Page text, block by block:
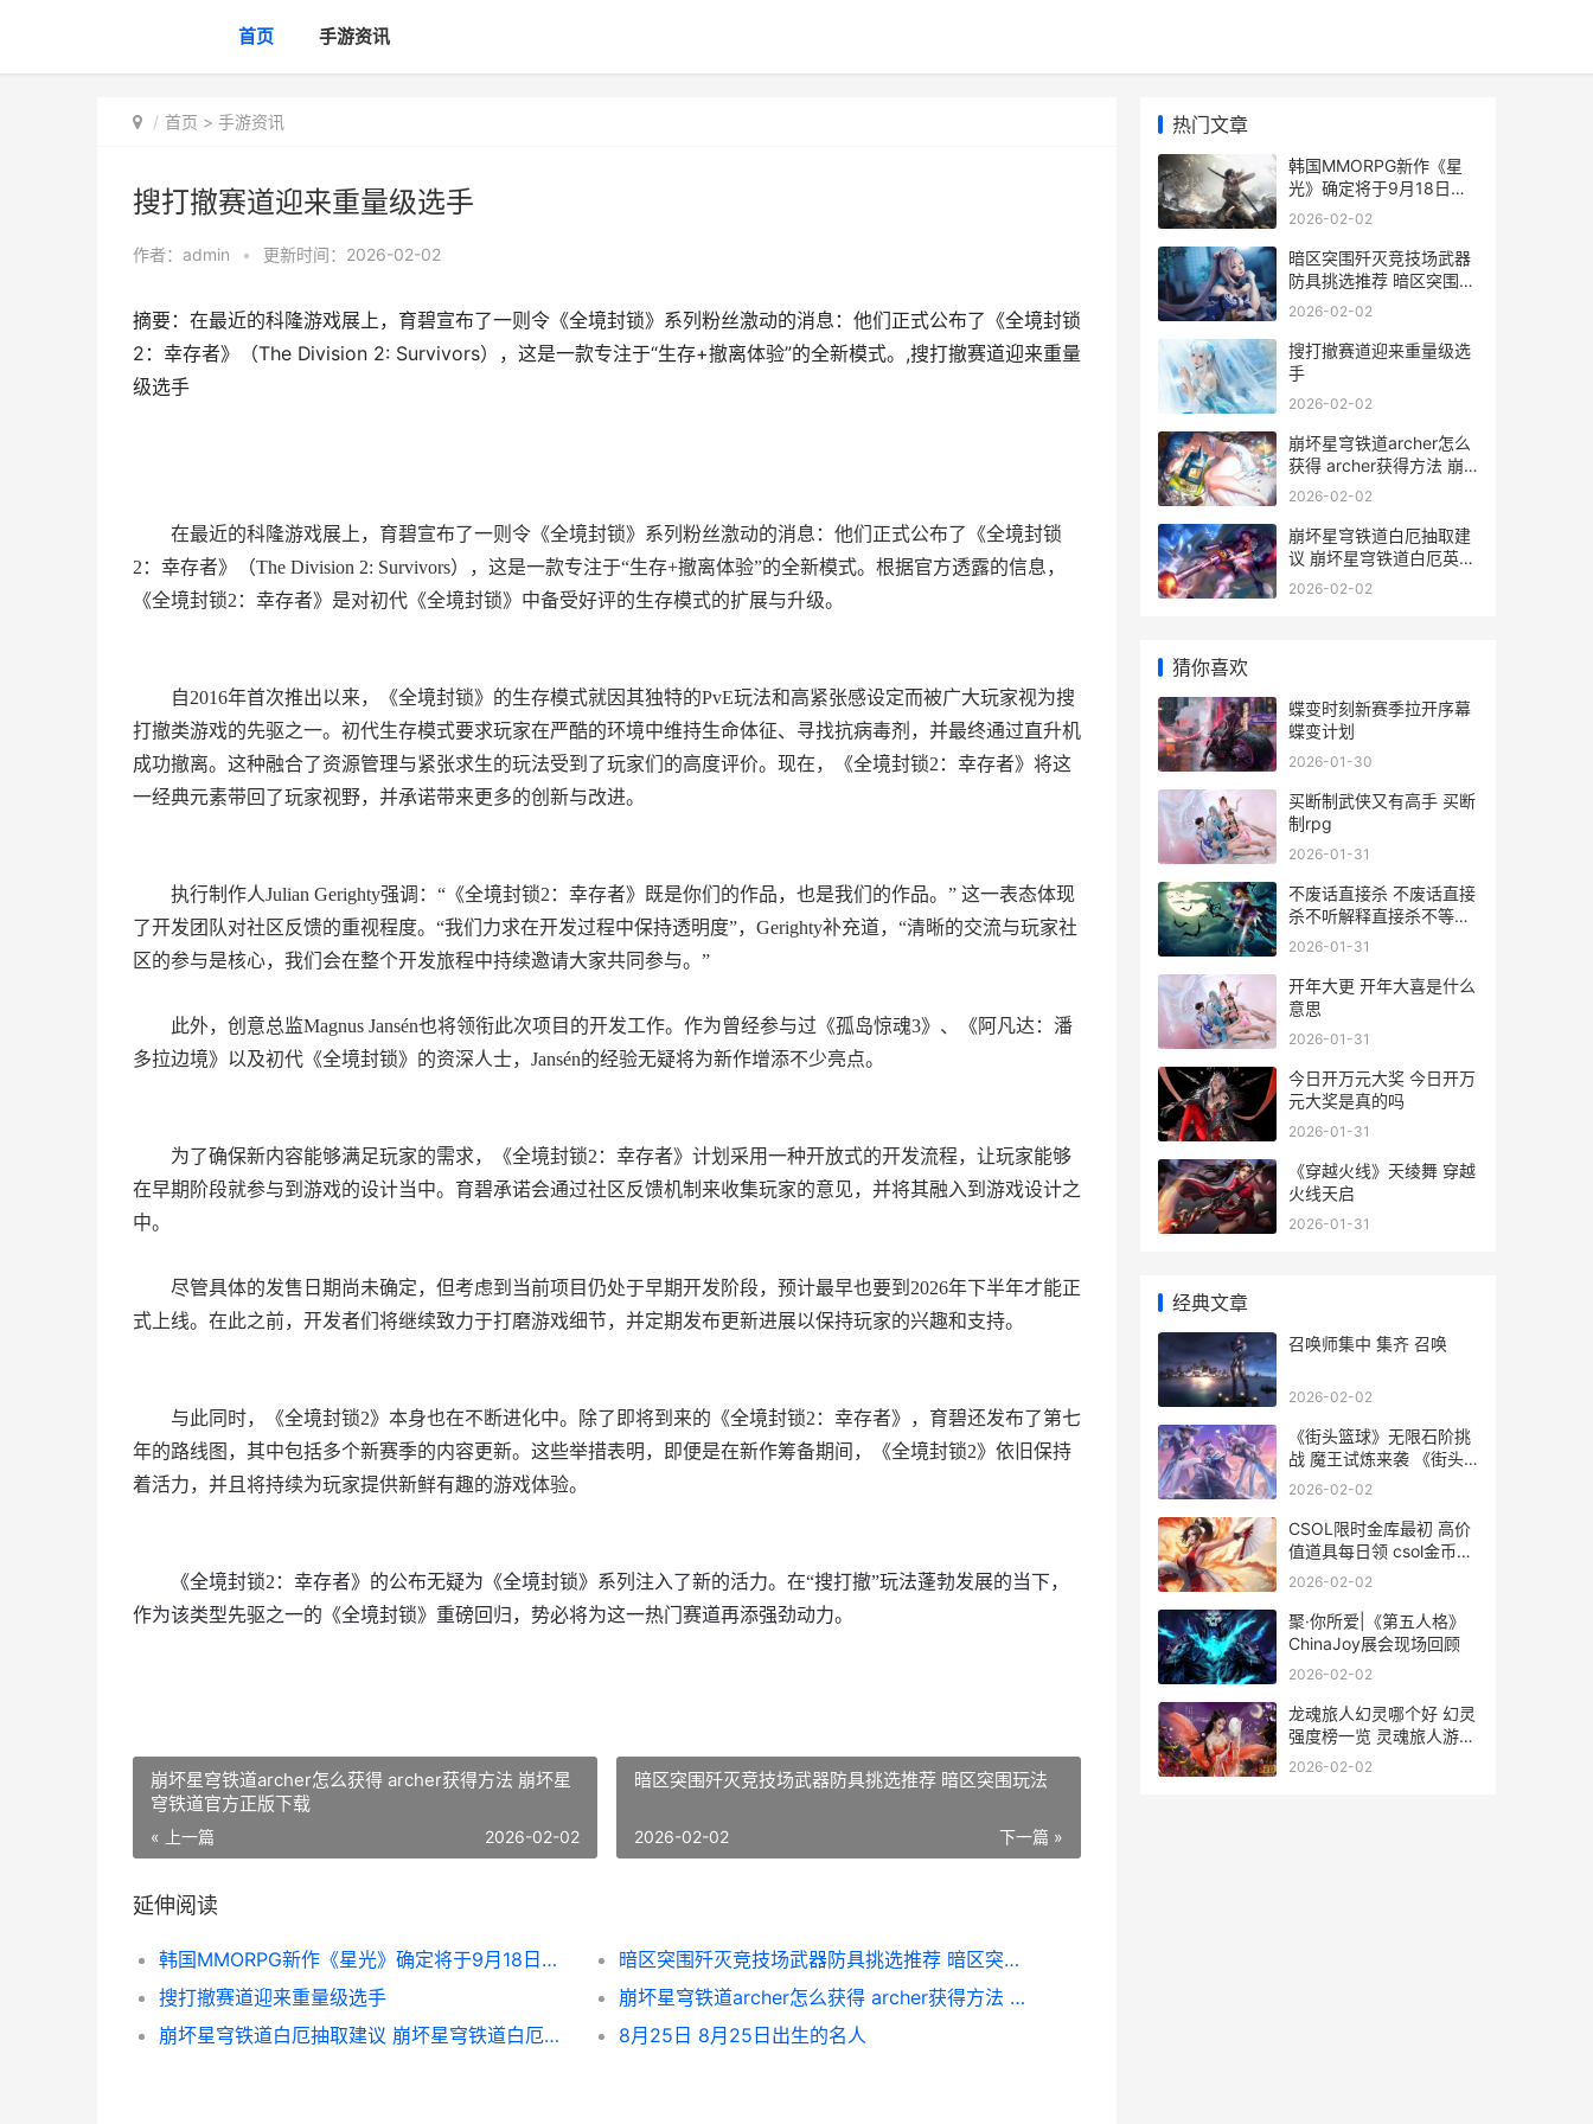
首页 手游资讯
首页 > 手游资讯
搜打撤赛道迎来重量级选手
作者： admin • 更新时间：2026-02-02
摘要：​在最近的科隆游戏展上，育碧宣布了一则令《全境封锁》系列粉丝激动的消息：他们正式公布了《全境封锁
2：幸存者》（The Division 2: Survivors），这是一款专注于“生存+撤离体验”的全新模式。,搜打撤赛道迎来重量
级选手
在最近的科隆游戏展上，育碧宣布了一则令《全境封锁》系列粉丝激动的消息：他们正式公布了《全境封锁
2：幸存者》（The Division 2: Survivors），这是一款专注于“生存+撤离体验”的全新模式。根据官方透露的信息，
《全境封锁2：幸存者》是对初代《全境封锁》中备受好评的生存模式的扩展与升级。
自2016年首次推出以来，《全境封锁》的生存模式就因其独特的PvE玩法和高紧张感设定而被广大玩家视为搜
打撤类游戏的先驱之一。初代生存模式要求玩家在严酷的环境中维持生命体征、寻找抗病毒剂，并最终通过直升机
成功撤离。这种融合了资源管理与紧张求生的玩法受到了玩家们的高度评价。现在，《全境封锁2：幸存者》将这
一经典元素带回了玩家视野，并承诺带来更多的创新与改进。
执行制作人Julian Gerighty强调：“《全境封锁2：幸存者》既是你们的作品，也是我们的作品。” 这一表态体现
了开发团队对社区反馈的重视程度。“我们力求在开发过程中保持透明度”，Gerighty补充道，“清晰的交流与玩家社
区的参与是核心，我们会在整个开发旅程中持续邀请大家共同参与。”
此外，创意总监Magnus Jansén也将领衔此次项目的开发工作。作为曾经参与过《孤岛惊魂3》、《阿凡达：潘
多拉边境》以及初代《全境封锁》的资深人士，Jansén的经验无疑将为新作增添不少亮点。
为了确保新内容能够满足玩家的需求，《全境封锁2：幸存者》计划采用一种开放式的开发流程，让玩家能够
在早期阶段就参与到游戏的设计当中。育碧承诺会通过社区反馈机制来收集玩家的意见，并将其融入到游戏设计之
中。
尽管具体的发售日期尚未确定，但考虑到当前项目仍处于早期开发阶段，预计最早也要到2026年下半年才能正
式上线。在此之前，开发者们将继续致力于打磨游戏细节，并定期发布更新进展以保持玩家的兴趣和支持。
与此同时，《全境封锁2》本身也在不断进化中。除了即将到来的《全境封锁2：幸存者》，育碧还发布了第七
年的路线图，其中包括多个新赛季的内容更新。这些举措表明，即便是在新作筹备期间，《全境封锁2》依旧保持
着活力，并且将持续为玩家提供新鲜有趣的游戏体验。
《全境封锁2：幸存者》的公布无疑为《全境封锁》系列注入了新的活力。在“搜打撤”玩法蓬勃发展的当下，
作为该类型先驱之一的《全境封锁》重磅回归，势必将为这一热门赛道再添强劲动力。
崩坏星穹铁道archer怎么获得 archer获得方法 崩坏星
穹铁道官方正版下载
« 上一篇 2026-02-02
暗区突围歼灭竞技场武器防具挑选推荐 暗区突围玩法
下一篇 »
2026-02-02
延伸阅读
韩国MMORPG新作《星光》确定将于9月18日正式上线 2021韩国mmorpg
暗区突围歼灭竞技场武器防具挑选推荐 暗区突围玩法
搜打撤赛道迎来重量级选手
崩坏星穹铁道archer怎么获得 archer获得方法 崩坏星穹铁道官方正版下载
崩坏星穹铁道白厄抽取建议 崩坏星穹铁道白厄英文名
8月25日 8月25日出生的名人
热门文章
韩国MMORPG新作《星
光》确定将于9月18日正
式上线 2021韩国
2026-02-02
暗区突围歼灭竞技场武器
防具挑选推荐 暗区突围玩
法
2026-02-02
搜打撤赛道迎来重量级选
手
2026-02-02
崩坏星穹铁道archer怎么
获得 archer获得方法 崩
坏星穹铁道官方正版下载
2026-02-02
崩坏星穹铁道白厄抽取建
议 崩坏星穹铁道白厄英文
名
2026-02-02
猜你喜欢
蝶变时刻新赛季拉开序幕
蝶变计划
2026-01-30
买断制武侠又有高手 买断
制rpg
2026-01-31
不废话直接杀 不废话直接
杀不听解释直接杀不等说
话直接杀
2026-01-31
开年大更 开年大喜是什么
意思
2026-01-31
今日开万元大奖 今日开万
元大奖是真的吗
2026-01-31
《穿越火线》天绫舞 穿越
火线天启
2026-01-31
经典文章
召唤师集中 集齐 召唤
2026-02-02
《街头篮球》无限石阶挑
战 魔王试炼来袭 《街头
篮球》无敌版下载
2026-02-02
CSOL限时金库最初 高价
值道具每日领 csol金币武
器大全
2026-02-02
聚·你所爱|《第五人格》
ChinaJoy展会现场回顾
2026-02-02
龙魂旅人幻灵哪个好 幻灵
强度榜一览 灵魂旅人游戏
攻略
2026-02-02